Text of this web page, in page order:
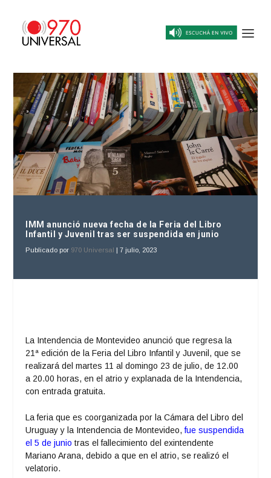
IMM anunció nueva fecha de la Feria del Libro
Infantil y Juvenil tras ser suspendida en junio
Publicado por 970 Universal |7 julio, 2023
La Intendencia de Montevideo anunció que regresa la
21ª edición de la Feria del Libro Infantil y Juvenil, que se
realizará del martes 11 al domingo 23 de julio, de 12.00
a 20.00 horas, en el atrio y explanada de la Intendencia,
con entrada gratuita.
La feria que es coorganizada por la Cámara del Libro del
Uruguay y la Intendencia de Montevideo, fue suspendida
el 5 de junio tras el fallecimiento del exintendente
Mariano Arana, debido a que en el atrio, se realizó el
velatorio.